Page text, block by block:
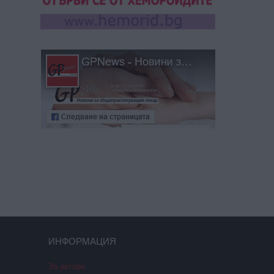
ИНФОРМАЦИЯ
За автори